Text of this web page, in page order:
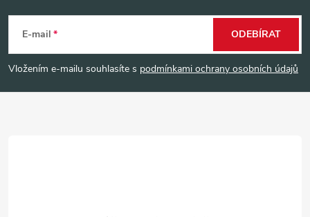
p
a
E-mail
Vložením e-mailu souhlasíte s podmínkami ochrany osobních údajů
ODEBÍRAT